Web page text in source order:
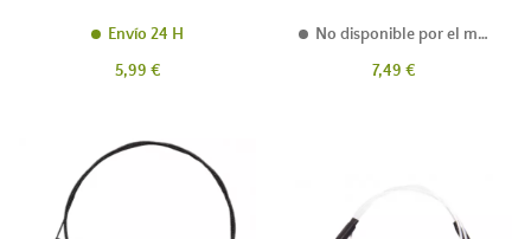
Envío 24 H
Precio
5,99 €
No disponible por el momento
Precio
7,49 €